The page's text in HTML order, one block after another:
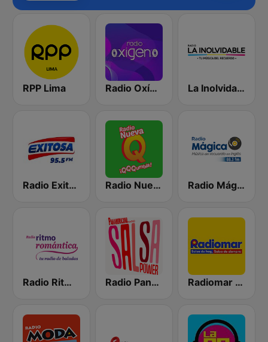
RPP Lima Radio Oxígeno La Inolvidable
Radio Exitosa Radio Nueva Q Radio Mágica 88.3 FM
Radio Ritmo Romántica Radio Panamericana - Salsa Power Radiomar 106.3 FM